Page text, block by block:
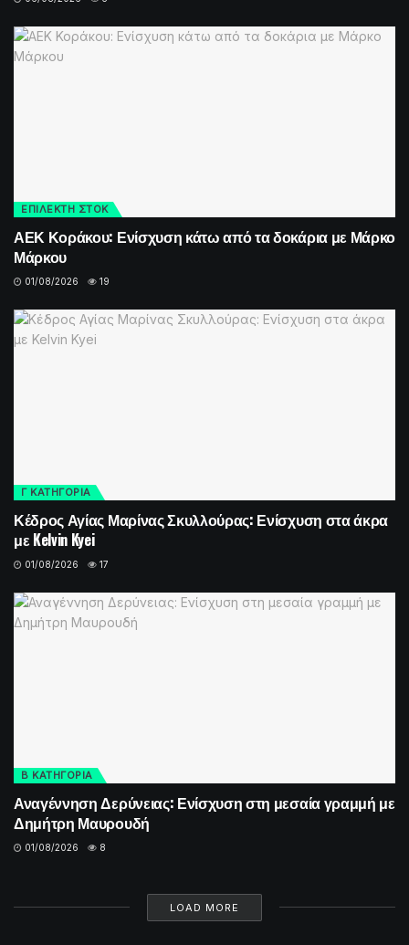
ΕΠΙΛΕΚΤΗ ΣΤΟΚ
ΑΕΚ Κοράκου: Ενίσχυση κάτω από τα δοκάρια με Μάρκο
Μάρκου
01/08/2026 19
Γ ΚΑΤΗΓΟΡΙΑ
Κέδρος Αγίας Μαρίνας Σκυλλούρας: Ενίσχυση στα άκρα
με Kelvin Kyei
01/08/2026 17
Β ΚΑΤΗΓΟΡΙΑ
Αναγέννηση Δερύνειας: Ενίσχυση στη μεσαία γραμμή με
Δημήτρη Μαυρουδή
01/08/2026 8
LOAD MORE